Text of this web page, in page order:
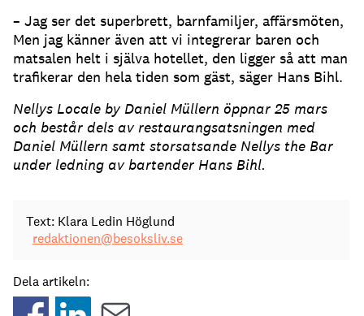
– Jag ser det superbrett, barnfamiljer, affärsmöten,
Men jag känner även att vi integrerar baren och
matsalen helt i själva hotellet, den ligger så att man
trafikerar den hela tiden som gäst, säger Hans Bihl.
Nellys Locale by Daniel Müllern öppnar 25 mars
och består dels av restaurangsatsningen med
Daniel Müllern samt storsatsande Nellys the Bar
under ledning av bartender Hans Bihl.
Text: Klara Ledin Höglund
redaktionen@besoksliv.se
Dela artikeln: